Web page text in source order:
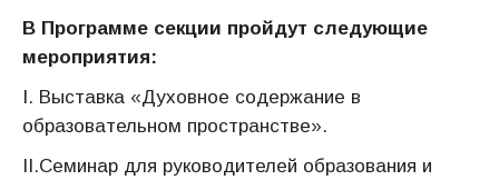
В Программе секции пройдут следующие
мероприятия:
I. Выставка «Духовное содержание в
образовательном пространстве».
II.Семинар для руководителей образования и